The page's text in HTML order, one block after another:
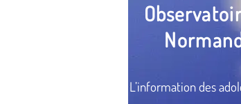
L’information des